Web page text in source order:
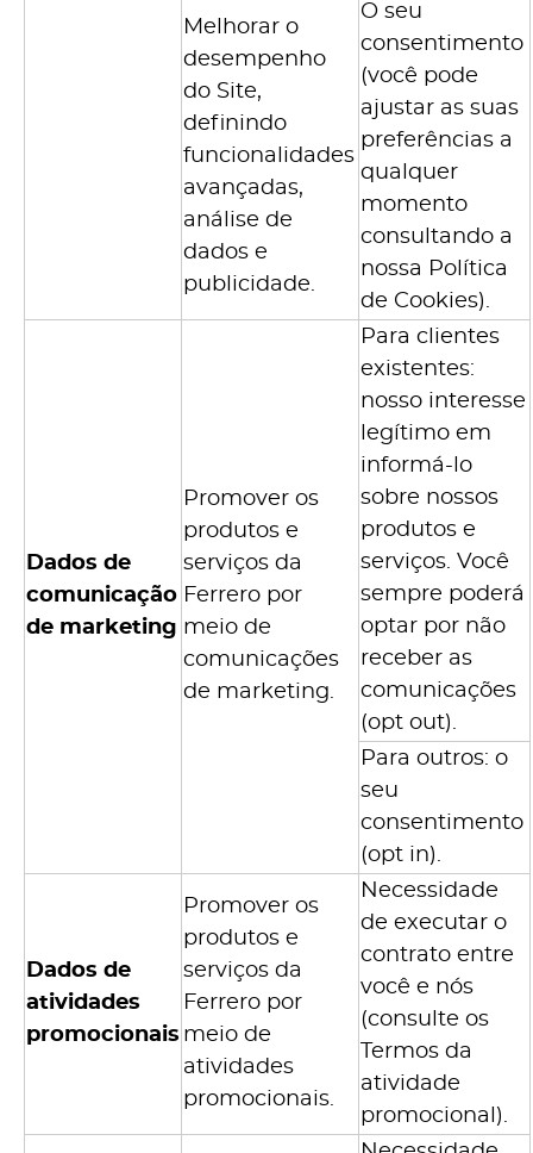
Melhorar o
desempenho
do Site,
definindo
funcionalidades
avançadas,
análise de
dados e
publicidade.
O seu
consentimento
(você pode
ajustar as suas
preferências a
qualquer
momento
consultando a
nossa Política
de Cookies).
Dados de
comunicação
de marketing
Promover os
produtos e
serviços da
Ferrero por
meio de
comunicações
de marketing.
Para clientes
existentes:
nosso interesse
legítimo em
informá-lo
sobre nossos
produtos e
serviços. Você
sempre poderá
optar por não
receber as
comunicações
(opt out).
Para outros: o
seu
consentimento
(opt in).
Dados de
atividades
promocionais
Promover os
produtos e
serviços da
Ferrero por
meio de
atividades
promocionais.
Necessidade
de executar o
contrato entre
você e nós
(consulte os
Termos da
atividade
promocional).